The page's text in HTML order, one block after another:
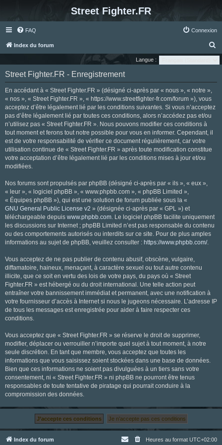
Street Fighter.FR
FAQ Connexion
Index du forum
e
Langue :
Street Fighter.FR - Enregistrement
En accédant à « Street Fighter.FR » (désigné ci-après par « nous », « notre »,
« nos », « Street Fighter.FR », « https://www.streetfighter-fr.com/forum »), vous
acceptez d’être légalement lié par les conditions suivantes. Si vous n’acceptez
pas d’être légalement lié par toutes ces conditions, alors n’accédez pas et/ou
n’utilisez pas « Street Fighter.FR ». Nous pouvons modifier ces conditions à
tout moment et ferons tout notre possible pour vous en informer. Cependant, il
est de votre responsabilité de vérifier ce document régulièrement, car votre
utilisation continue de « Street Fighter.FR » après toute modification constitue
votre acceptation d’être légalement lié par les conditions mises à jour et/ou
modifiées.
Nos forums sont propulsés par phpBB (désigné ci-après par « ils », « eux »,
« leur », « logiciel phpBB », « www.phpbb.com », « phpBB Limited »,
« Équipes phpBB »), qui est une solution de forum publiée sous la «
GNU General Public License v2 » (désignée ci-après par « GPL ») et
téléchargeable depuis www.phpbb.com. Le logiciel phpBB facilite uniquement
les discussions sur Internet ; phpBB Limited n’est pas responsable du contenu
ou des comportements autorisés ou interdits sur ce site. Pour de plus amples
informations au sujet de phpBB, veuillez consulter : https://www.phpbb.com/.
Vous acceptez de ne pas publier de contenu abusif, obscène, vulgaire,
diffamatoire, haineux, menaçant, à caractère sexuel ou tout autre contenu
illicite, que ce soit en vertu des lois de votre pays, du pays où « Street
Fighter.FR » est hébergé ou du droit international. Une telle action peut
entraîner votre bannissement immédiat et permanent, avec une notification à
votre fournisseur d’accès à Internet si nous le jugeons nécessaire. L’adresse IP
de tous les messages est enregistrée pour aider à faire respecter ces
conditions.
Vous acceptez que « Street Fighter.FR » se réserve le droit de supprimer,
modifier, déplacer ou verrouiller n’importe quel sujet à tout moment, à notre
seule discrétion. En tant que membre, vous acceptez que toutes les
informations que vous saisissez soient stockées dans une base de données.
Bien que ces informations ne soient pas divulguées à un tiers sans votre
consentement, ni « Street Fighter.FR » ni phpBB ne pourront être tenus
responsables de toute tentative de piratage qui pourrait conduire à la
compromission des données.
Index du forum Heures au format UTC+02:00